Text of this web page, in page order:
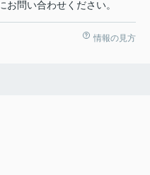
お問い合わせください。
情報の見方